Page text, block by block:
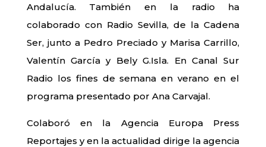
Andalucía. También en la radio ha
colaborado con Radio Sevilla, de la Cadena
Ser, junto a Pedro Preciado y Marisa Carrillo,
Valentín García y Bely G.Isla. En Canal Sur
Radio los fines de semana en verano en el
programa presentado por Ana Carvajal.
Colaboró en la Agencia Europa Press
Reportajes y en la actualidad dirige la agencia